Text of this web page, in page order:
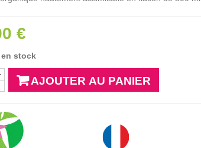
€
stock
AJOUTER AU PANIER